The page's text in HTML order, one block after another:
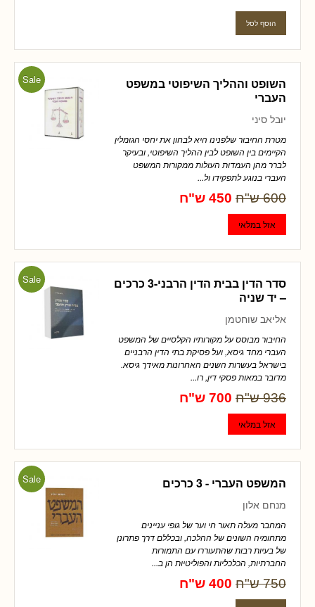
Sale
השופט וההליך השיפוטי במשפט
העברי
יובל סיני
מטרת החיבור שלפנינו היא לבחון את יחסי הגומלין
הקיימים בין השופט לבין ההליך השיפוטי, ובעיקר
לברר מהן העמדות העולות ממקורות המשפט
העברי בנוגע לתפקידו ול...
600 ש"ח 450 ש"ח
Sale
סדר הדין בבית הדין הרבני-3 כרכים
– יד שניה
אליאב שוחטמן
החיבור מבוסס על מקורותיו הקלסיים של המשפט
העברי מחד גיסא, ועל פסיקת בתי הדין הרבניים
בישראל בעשרות השנים האחרונות מאידך גיסא.
מדובר במאות פסקי דין, רו...
936 ש"ח 700 ש"ח
Sale המשפט העברי - 3 כרכים
מנחם אלון
המחבר מעלה תאור חי וער של גופי עניינים
מתחומיה השונים של ההלכה, ובכללם דרך פתרונן
של בעיות רבות שהתעוררו עם התמורות
החברתיות, הכלכליות והפוליטיות הן ב...
750 ש"ח 400 ש"ח